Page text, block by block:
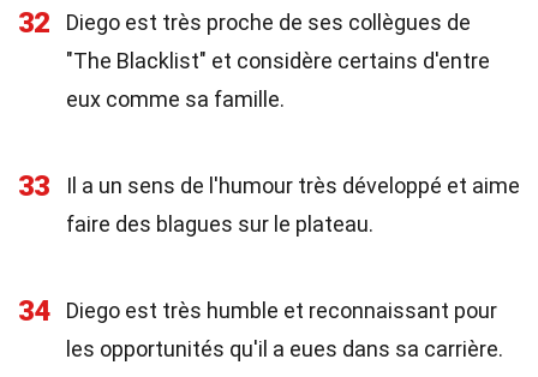
32
Diego est très proche de ses collègues de
"The Blacklist" et considère certains d'entre
eux comme sa famille.
33
Il a un sens de l'humour très développé et aime
faire des blagues sur le plateau.
34
Diego est très humble et reconnaissant pour
les opportunités qu'il a eues dans sa carrière.